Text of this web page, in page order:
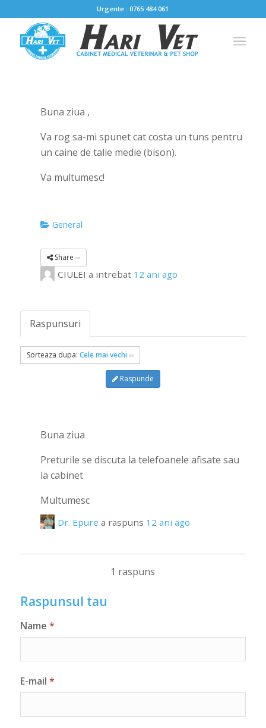
Urgente : 0765 484 061
Buna ziua ,
Va rog sa-mi spunet cat costa un tuns pentru
un caine de talie medie (bison).
Va multumesc!
General
Share
CIULEI a intrebat 12 ani ago
Raspunsuri
Sorteaza dupa: Cele mai vechi
Raspunde
Buna ziua
Preturile se discuta la telefoanele afisate sau
la cabinet
Multumesc
Dr. Epure a raspuns 12 ani ago
1 raspuns
Raspunsul tau
Name *
E-mail *